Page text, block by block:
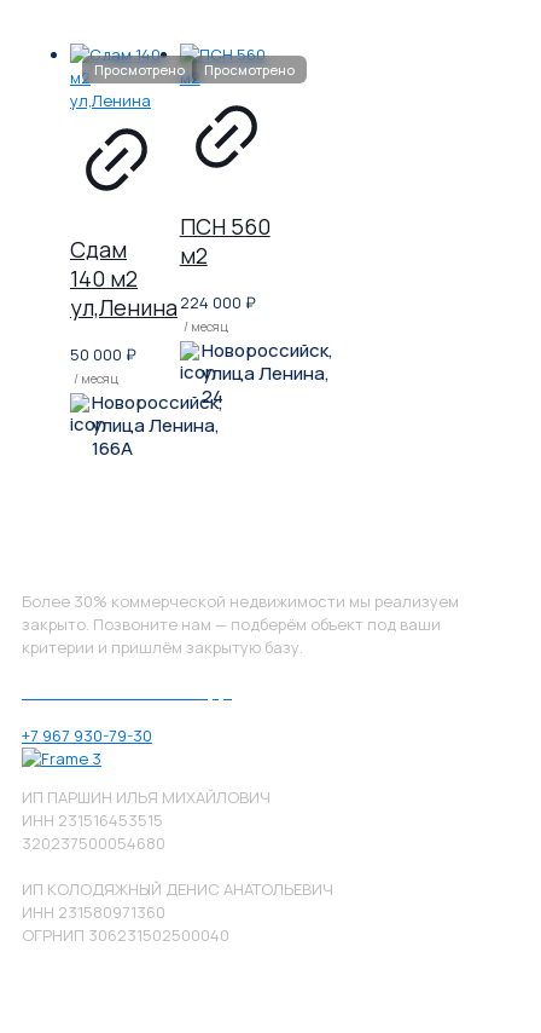
Сдам
140 м2
ул,Ленина
50 000 ₽
/ месяц
Новороссийск,
улица Ленина,
166А
ПСН 560
м2
224 000 ₽
/ месяц
Новороссийск,
улица Ленина,
24
Более 30% коммерческой недвижимости мы реализуем
закрыто. Позвоните нам — подберём объект под ваши
критерии и пришлём закрытую базу.
+7 967 930-79-30
ИП ПАРШИН ИЛЬЯ МИХАЙЛОВИЧ
ИНН 231516453515
320237500054680
ИП КОЛОДЯЖНЫЙ ДЕНИС АНАТОЛЬЕВИЧ
ИНН 231580971360
ОГРНИП 306231502500040